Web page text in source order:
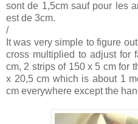
sont de 1,5cm sauf pour les
est de 3cm.
/
It was very simple to figure
cross multiplied to adjust for
cm, 2 strips of 150 x 5 cm for
x 20,5 cm which is about 1
cm everywhere except the